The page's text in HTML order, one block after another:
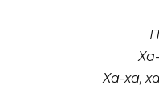
Ха-ха,